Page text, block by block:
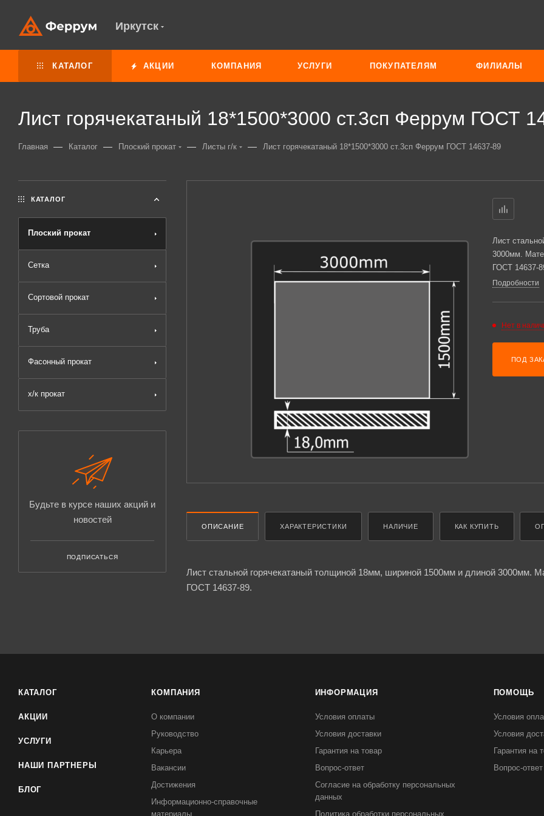
Иркутск
КАТАЛОГ АКЦИИ КОМПАНИЯ УСЛУГИ ПОКУПАТЕЛЯМ ФИЛИАЛЫ
Лист горячекатаный 18*1500*3000 ст.3сп Феррум ГОСТ
Главная — Каталог — Плоский прокат — Листы г/к — Лист горячекатаный 18*1500*3000 ст.3сп Феррум ГОСТ 14637-89
Лист
3000мм.
ГОСТ 14637-
Подробности
Нет в
ПОД
ОПИСАНИЕ ХАРАКТЕРИСТИКИ НАЛИЧИЕ КАК КУПИТЬ
Лист стальной горячекатаный толщиной 18мм, шириной 1500мм и длиной 3000мм.
ГОСТ 14637-89.
КАТАЛОГ
Плоский прокат
Сетка
Сортовой прокат
Труба
Фасонный прокат
х/к прокат
Будьте в курсе наших акций и
новостей
ПОДПИСАТЬСЯ
КАТАЛОГ
АКЦИИ
УСЛУГИ
НАШИ ПАРТНЕРЫ
БЛОГ
КОМПАНИЯ
О компании
Руководство
Карьера
Вакансии
Достижения
Информационно-справочные
материалы
ИНФОРМАЦИЯ
Условия оплаты
Условия доставки
Гарантия на товар
Вопрос-ответ
Согласие на обработку персональных
данных
Политика обработки персональных
ПОМОЩЬ
Условия
Условия
Гарантия на
Вопрос-ответ